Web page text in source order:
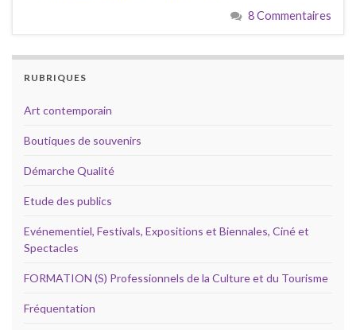
8 Commentaires
RUBRIQUES
Art contemporain
Boutiques de souvenirs
Démarche Qualité
Etude des publics
Evénementiel, Festivals, Expositions et Biennales, Ciné et
Spectacles
FORMATION (S) Professionnels de la Culture et du Tourisme
Fréquentation